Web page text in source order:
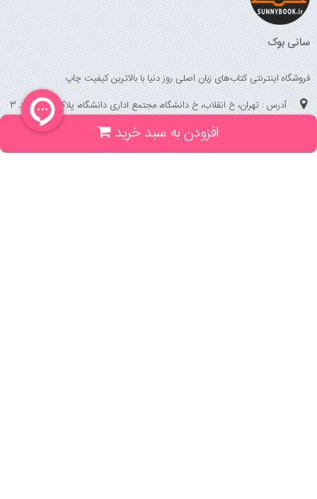
افزودن به سبد خرید
سانی بوک
فروشگاه اینترنتی کتاب‌های زبان اصلی روز دنیا با بالاترین کیفیت چاپ
آدرس : تهران، خ انقلاب، خ دانشگاه، مجتمع اداری دانشگاه، پلاک 158 واحد 3
(جهت خرید حضوری، تلفنی ، پیگیری سفارشات سایت با شماره تلفن 02166175070
تماس حاصل فرمایید)